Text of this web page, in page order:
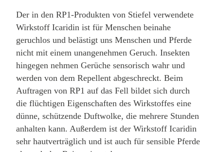
Der in den RP1-Produkten von Stiefel verwendete
Wirkstoff Icaridin ist für Menschen beinahe
geruchlos und belästigt uns Menschen und Pferde
nicht mit einem unangenehmen Geruch. Insekten
hingegen nehmen Gerüche sensorisch wahr und
werden von dem Repellent abgeschreckt. Beim
Auftragen von RP1 auf das Fell bildet sich durch
die flüchtigen Eigenschaften des Wirkstoffes eine
dünne, schützende Duftwolke, die mehrere Stunden
anhalten kann. Außerdem ist der Wirkstoff Icaridin
sehr hautverträglich und ist auch für sensible Pferde